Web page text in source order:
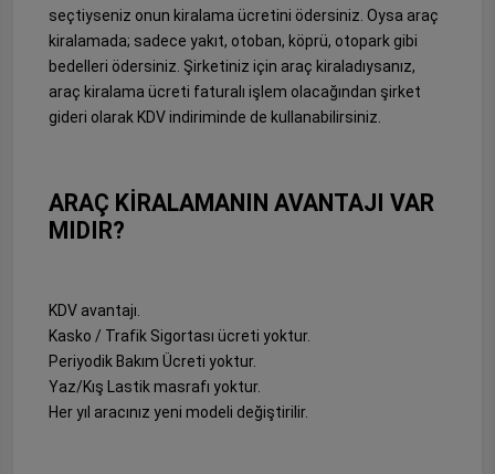
seçtiyseniz onun kiralama ücretini ödersiniz. Oysa araç
kiralamada; sadece yakıt, otoban, köprü, otopark gibi
bedelleri ödersiniz. Şirketiniz için araç kiraladıysanız,
araç kiralama ücreti faturalı işlem olacağından şirket
gideri olarak KDV indiriminde de kullanabilirsiniz.
ARAÇ KİRALAMANIN AVANTAJI VAR
MIDIR?
KDV avantajı.
Kasko / Trafik Sigortası ücreti yoktur.
Periyodik Bakım Ücreti yoktur.
Yaz/Kış Lastik masrafı yoktur.
Her yıl aracınız yeni modeli değiştirilir.